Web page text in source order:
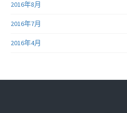
2016年8月
2016年7月
2016年4月